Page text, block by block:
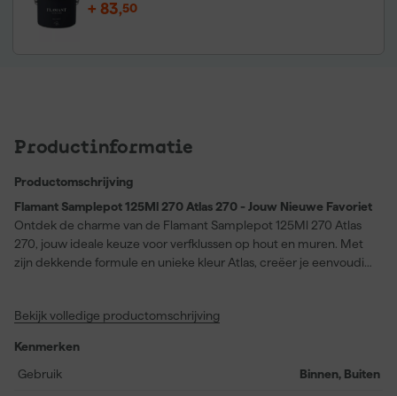
+ 83,50
Productinformatie
Productomschrijving
Flamant Samplepot 125Ml 270 Atlas 270 - Jouw Nieuwe Favoriet
Ontdek de charme van de Flamant Samplepot 125Ml 270 Atlas
270, jouw ideale keuze voor verfklussen op hout en muren. Met
zijn dekkende formule en unieke kleur Atlas, creëer je eenvoudig
zien, perfect om te testen voordat je je hele project aanpakt. De
zowel binnen- als buitengebruik. Dankzij de waterbasis drogen je
kwasten snel en worden ze moeiteloos schoon. Maak van ieder
Bekijk volledige productomschrijving
Kenmerken
Gebruik
Binnen, Buiten